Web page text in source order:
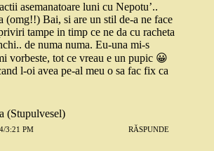
asemanatoare luni cu Nepotu’..
(omg!!) Bai, si are un stil de-a ne face
tampe in timp ce ne da cu racheta
de numa numa. Eu-una mi-s
vorbeste, tot ce vreau e un pupic 😀
l-oi avea pe-al meu o sa fac fix ca
(Stupulvesel)
3:21 PM RĂSPUNDE